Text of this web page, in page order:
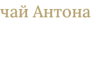
Антона